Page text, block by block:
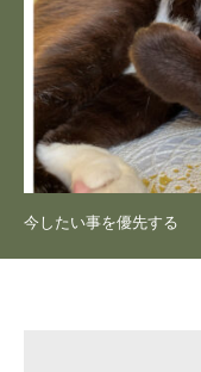
今したい事を優先する